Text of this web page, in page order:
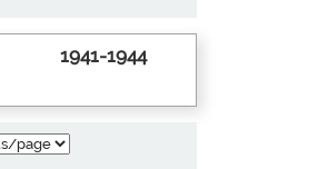
1941-1944